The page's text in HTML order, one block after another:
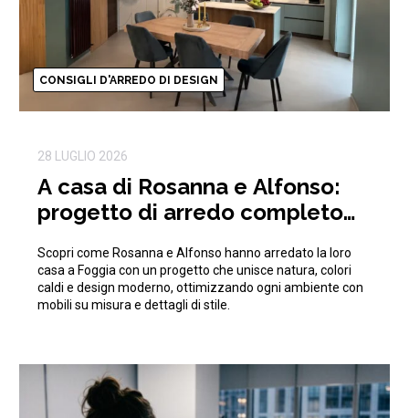
CONSIGLI D'ARREDO DI DESIGN
28 LUGLIO 2026
A casa di Rosanna e Alfonso:
progetto di arredo completo
Scopri come Rosanna e Alfonso hanno arredato la loro
casa a Foggia con un progetto che unisce natura, colori
caldi e design moderno, ottimizzando ogni ambiente con
mobili su misura e dettagli di stile.